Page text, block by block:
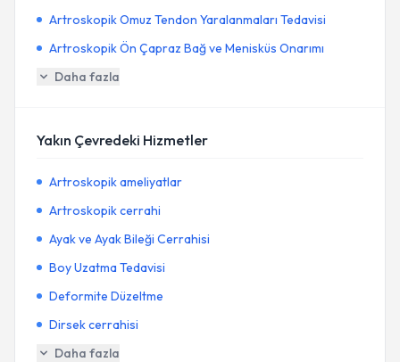
Artroskopik Omuz Tendon Yaralanmaları Tedavisi
Artroskopik Ön Çapraz Bağ ve Menisküs Onarımı
Daha fazla
Yakın Çevredeki Hizmetler
Artroskopik ameliyatlar
Artroskopik cerrahi
Ayak ve Ayak Bileği Cerrahisi
Boy Uzatma Tedavisi
Deformite Düzeltme
Dirsek cerrahisi
Daha fazla